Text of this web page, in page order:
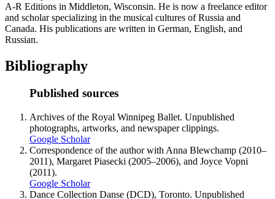
A-R Editions in Middleton, Wisconsin. He is now a freelance editor
and scholar specializing in the musical cultures of Russia and
Canada. His publications are written in German, English, and
Russian.
Bibliography
Published sources
Archives of the Royal Winnipeg Ballet. Unpublished
photographs, artworks, and newspaper clippings.
Google Scholar
Correspondence of the author with Anna Blewchamp (2010–
2011), Margaret Piasecki (2005–2006), and Joyce Vopni
(2011).
Google Scholar
Dance Collection Danse (DCD), Toronto. Unpublished